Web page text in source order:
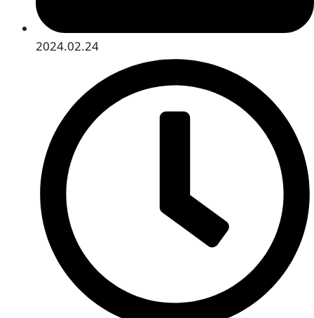
2024.02.24